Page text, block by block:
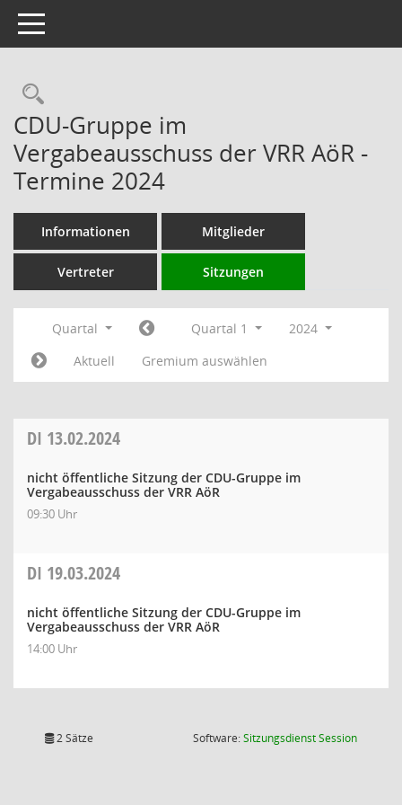
Toggle navigation
Rechercheauswahl
CDU-Gruppe im
Vergabeausschuss der VRR AöR -
Termine 2024
Informationen Mitglieder
Vertreter Sitzungen
Quartal Quartal 1
2024
Aktuell
Gremium auswählen
DI 13.02.2024
nicht öffentliche Sitzung der CDU-Gruppe im
Vergabeausschuss der VRR AöR
09:30 Uhr
DI 19.03.2024
nicht öffentliche Sitzung der CDU-Gruppe im
Vergabeausschuss der VRR AöR
14:00 Uhr
2 Sätze Software:SitzungsdienstSession(Wird in